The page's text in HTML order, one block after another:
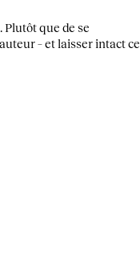
que de se
– et laisser intact ce